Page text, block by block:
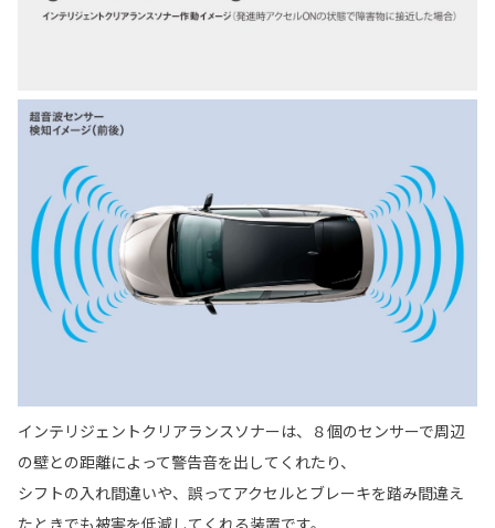
インテリジェントクリアランスソナーは、８個のセンサーで周辺
の壁との距離によって警告音を出してくれたり、
シフトの入れ間違いや、誤ってアクセルとブレーキを踏み間違え
たときでも被害を低減してくれる装置です。